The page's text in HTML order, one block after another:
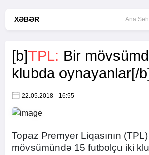
XƏBƏR Ana
[b]TPL: Bir
klubda oynayanlar[/
22.05.2018 - 16:55
Topaz Premyer Liqasının
mövsümündə 15 futbolçu iki